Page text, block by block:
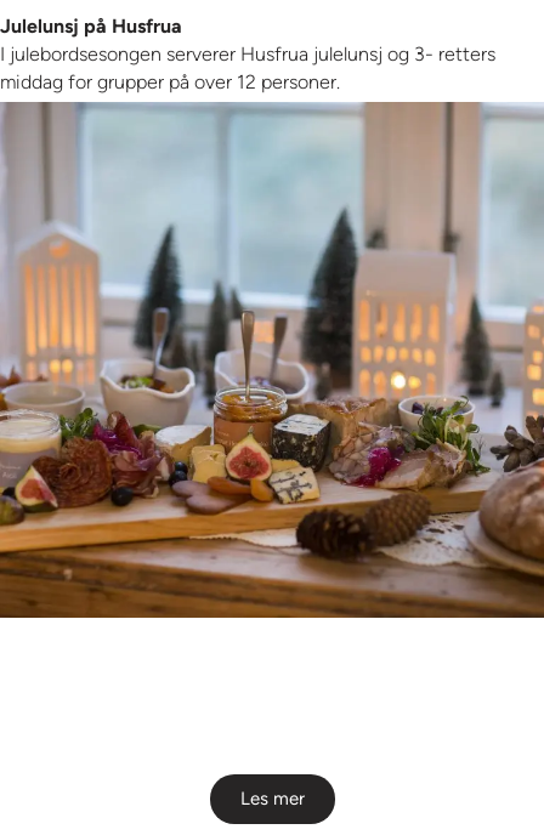
Julelunsj på Husfrua
I julebordsesongen serverer Husfrua julelunsj og 3- retters
middag for grupper på over 12 personer.
Les mer